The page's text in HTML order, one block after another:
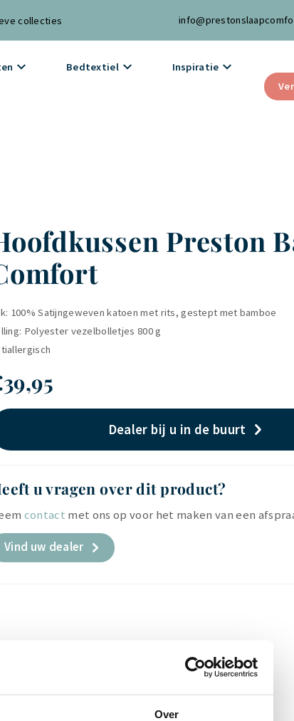
Over
collecties
Bedtextiel Inspiratie
Preston
100% Satijngeweven katoen met rits, gestept met bamboe
Polyester vezelbolletjes 800 g
39,95
Dealer bij u in de buurt
u vragen over dit product?
contact met ons op voor het maken van een
Vind uw dealer